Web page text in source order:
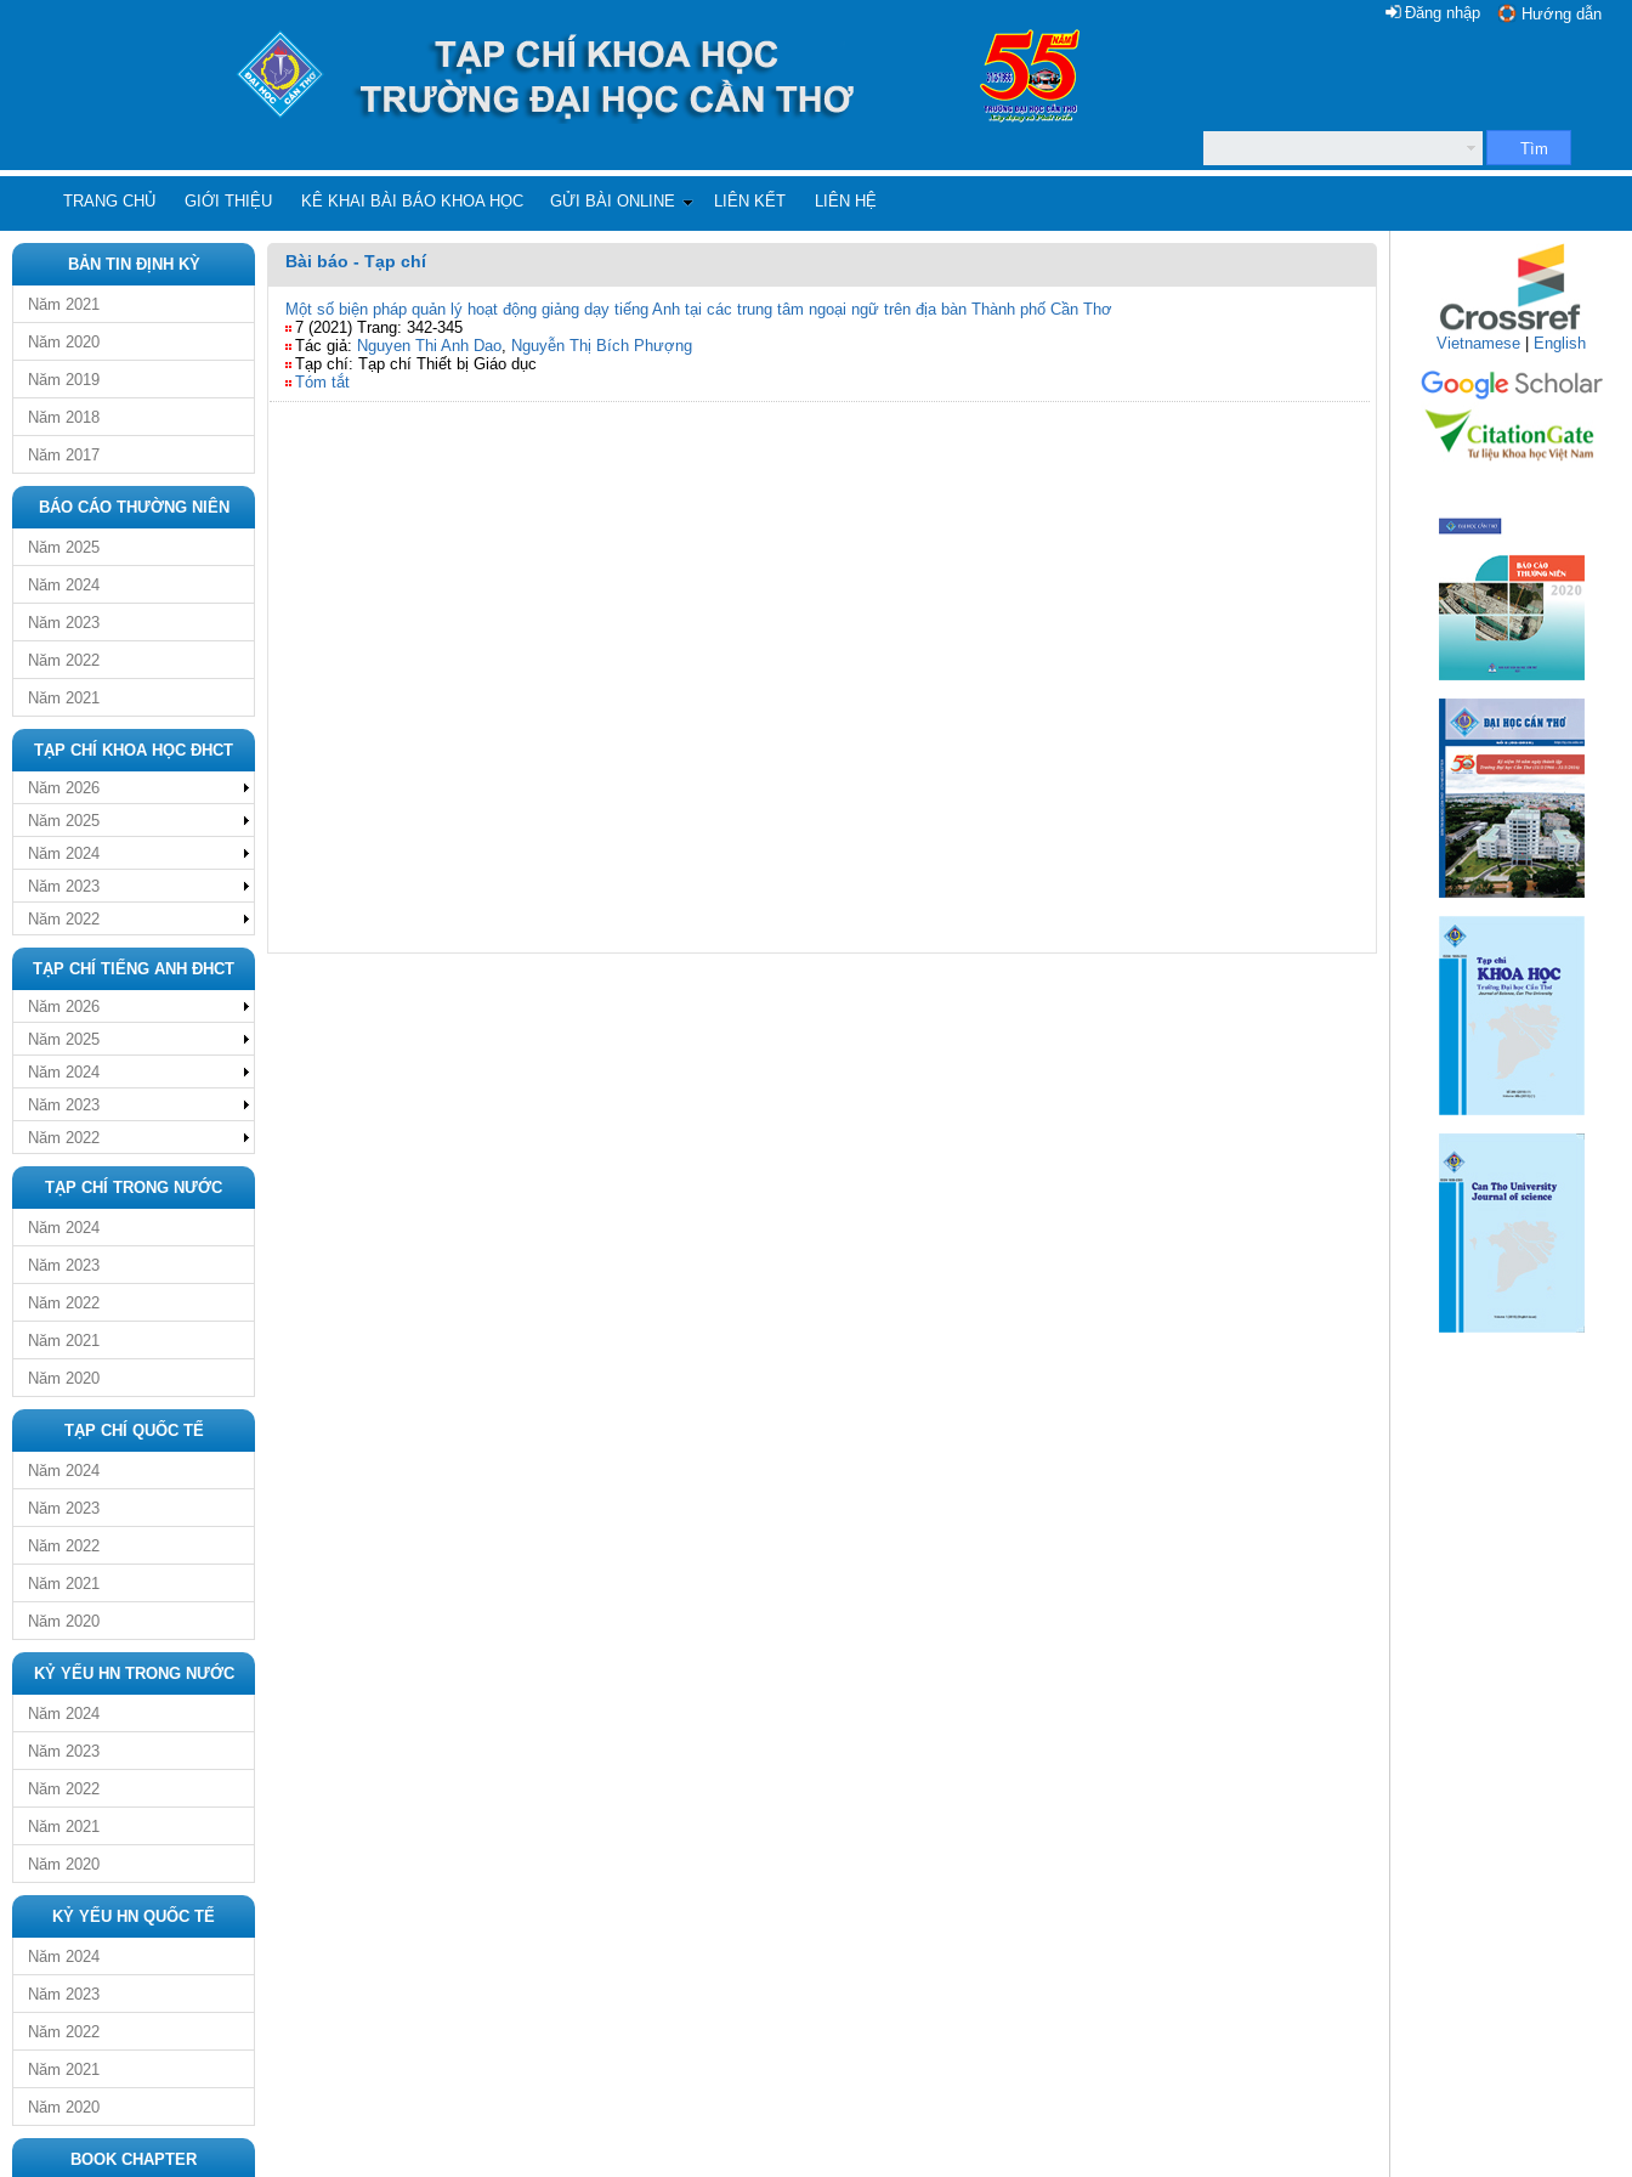
Hướng dẫn
Đăng nhập
Tìm
TRANG CHỦ GIỚI THIỆU KÊ KHAI BÀI BÁO KHOA HỌC GỬI BÀI ONLINE LIÊN KẾT LIÊN HỆ
BẢN TIN ĐỊNH KỲ
Năm 2021
Năm 2020
Năm 2019
Năm 2018
Năm 2017
BÁO CÁO THƯỜNG NIÊN
Năm 2025
Năm 2024
Năm 2023
Năm 2022
Năm 2021
TẠP CHÍ KHOA HỌC ĐHCT
Năm 2026
Năm 2025
Năm 2024
Năm 2023
Năm 2022
TẠP CHÍ TIẾNG ANH ĐHCT
Năm 2026
Năm 2025
Năm 2024
Năm 2023
Năm 2022
TẠP CHÍ TRONG NƯỚC
Năm 2024
Năm 2023
Năm 2022
Năm 2021
Năm 2020
TẠP CHÍ QUỐC TẾ
Năm 2024
Năm 2023
Năm 2022
Năm 2021
Năm 2020
KỶ YẾU HN TRONG NƯỚC
Năm 2024
Năm 2023
Năm 2022
Năm 2021
Năm 2020
KỶ YẾU HN QUỐC TẾ
Năm 2024
Năm 2023
Năm 2022
Năm 2021
Năm 2020
BOOK CHAPTER
Bài báo - Tạp chí
Một số biện pháp quản lý hoạt động giảng dạy tiếng Anh tại các trung tâm ngoại ngữ trên địa bàn Thành phố Cần Thơ
7 (2021) Trang: 342-345
Tác giả: Nguyen Thi Anh Dao, Nguyễn Thị Bích Phượng
Tạp chí: Tạp chí Thiết bị Giáo dục
Tóm tắt
Vietnamese English